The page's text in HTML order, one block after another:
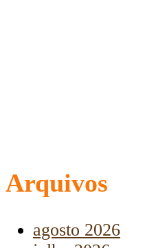
Arquivos
agosto 2026